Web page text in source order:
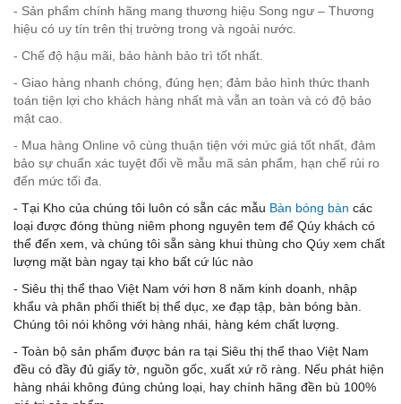
- Sản phẩm chính hãng mang thương hiệu Song ngư – Thương
hiệu có uy tín trên thị trường trong và ngoài nước.
- Chế độ hậu mãi, bảo hành bảo trì tốt nhất.
- Giao hàng nhanh chóng, đúng hẹn; đảm bảo hình thức thanh
toán tiện lợi cho khách hàng nhất mà vẫn an toàn và có độ bảo
mật cao.
- Mua hàng Online vô cùng thuận tiện với mức giá tốt nhất, đảm
bảo sự chuẩn xác tuyệt đối về mẫu mã sản phẩm, hạn chế rủi ro
đến mức tối đa.
- Tại Kho của chúng tôi luôn có sẵn các mẫu Bàn bóng bàn các
loại được đóng thùng niêm phong nguyên tem để Qúy khách có
thể đến xem, và chúng tôi sẵn sàng khui thùng cho Qúy xem chất
lượng mặt bàn ngay tại kho bất cứ lúc nào
- Siêu thị thể thao Việt Nam với hơn 8 năm kinh doanh, nhập
khẩu và phân phối thiết bị thể dục, xe đạp tập, bàn bóng bàn.
Chúng tôi nói không với hàng nhái, hàng kém chất lượng.
- Toàn bộ sản phẩm được bán ra tại Siêu thị thể thao Việt Nam
đều có đầy đủ giấy tờ, nguồn gốc, xuất xứ rõ ràng. Nếu phát hiện
hàng nhái không đúng chủng loại, hay chính hãng đền bù 100%